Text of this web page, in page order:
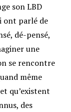
son LBD
ont parlé de
dé-pensé,
une
se rencontre
même
qu’existent
des